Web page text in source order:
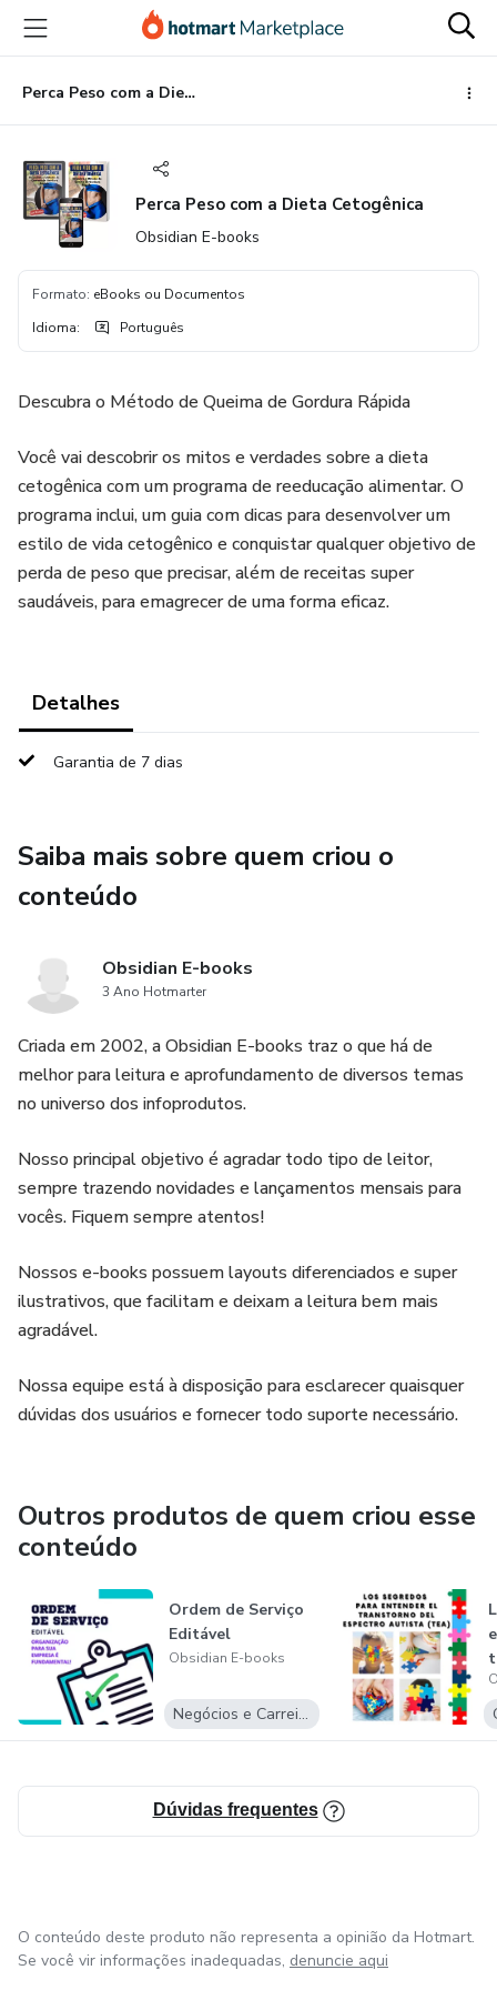
para
conteúdo
principal
para
pagamento
para
rodapé
Perca Peso com a Dieta Cetogênica
Perca Peso com a Dieta Cetogênica
Obsidian E-books
Formato: eBooks ou Documentos
Idioma: Português
Descubra o Método de Queima de Gordura Rápida
Você vai descobrir os mitos e verdades sobre a dieta
cetogênica com um programa de reeducação alimentar. O
programa inclui, um guia com dicas para desenvolver um
estilo de vida cetogênico e conquistar qualquer objetivo de
perda de peso que precisar, além de receitas super
saudáveis, para emagrecer de uma forma eficaz.
Detalhes
Garantia de 7 dias
Saiba mais sobre quem criou o
conteúdo
Obsidian E-books
3 Ano Hotmarter
Criada em 2002, a Obsidian E-books traz o que há de
melhor para leitura e aprofundamento de diversos temas
no universo dos infoprodutos.
Nosso principal objetivo é agradar todo tipo de leitor,
sempre trazendo novidades e lançamentos mensais para
vocês. Fiquem sempre atentos!
Nossos e-books possuem layouts diferenciados e super
ilustrativos, que facilitam e deixam a leitura bem mais
agradável.
Nossa equipe está à disposição para esclarecer quaisquer
dúvidas dos usuários e fornecer todo suporte necessário.
Outros produtos de quem criou esse
conteúdo
Ordem de Serviço
Editável
Obsidian E-books
Negócios e Carreira
Dúvidas frequentes
O conteúdo deste produto não representa a opinião da Hotmart.
Se você vir informações inadequadas, denuncie aqui